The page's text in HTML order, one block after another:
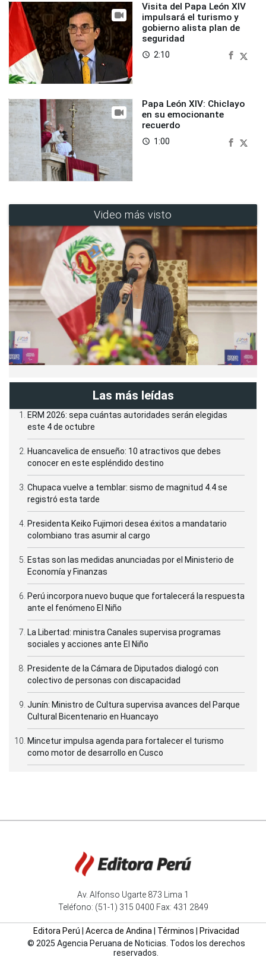
Visita del Papa León XIV
impulsará el turismo y
gobierno alista plan de
seguridad
access_time 2:10
Papa León XIV: Chiclayo
en su emocionante
recuerdo
access_time 1:00
Video más visto
Las más leídas
ERM 2026: sepa cuántas autoridades serán elegidas
este 4 de octubre
Huancavelica de ensueño: 10 atractivos que debes
conocer en este espléndido destino
Chupaca vuelve a temblar: sismo de magnitud 4.4 se
registró esta tarde
Presidenta Keiko Fujimori desea éxitos a mandatario
colombiano tras asumir al cargo
Estas son las medidas anunciadas por el Ministerio de
Economía y Finanzas
Perú incorpora nuevo buque que fortalecerá la respuesta
ante el fenómeno El Niño
La Libertad: ministra Canales supervisa programas
sociales y acciones ante El Niño
Presidente de la Cámara de Diputados dialogó con
colectivo de personas con discapacidad
Junín: Ministro de Cultura supervisa avances del Parque
Cultural Bicentenario en Huancayo
Mincetur impulsa agenda para fortalecer el turismo
como motor de desarrollo en Cusco
Av. Alfonso Ugarte 873 Lima 1
Teléfono: (51-1) 315 0400 Fax: 431 2849
Editora Perú Acerca de Andina Términos
Privacidad
© 2025 Agencia Peruana de Noticias. Todos los derechos
reservados.